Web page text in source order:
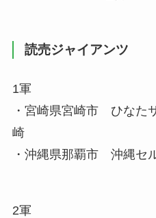
読売ジャイアンツ
1軍
・宮崎県宮崎市 ひなた
崎
・沖縄県那覇市 沖縄セ
2軍